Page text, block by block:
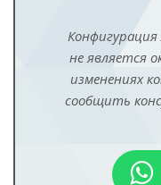
не является
изменениях
сообщить